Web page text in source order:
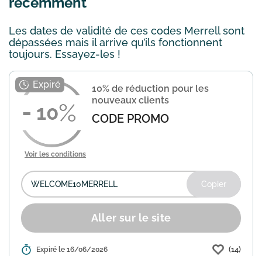
Les dates de validité de ces codes Merrell sont
dépassées mais il arrive qu’ils fonctionnent
toujours. Essayez-les !
10
10% de réduction pour les
nouveaux clients
CODE PROMO
Voir les conditions
Copier
Aller sur le site
Détails : Bienvenue chez Merrell ! En tant que
Expiré le 16/06/2026 (14)